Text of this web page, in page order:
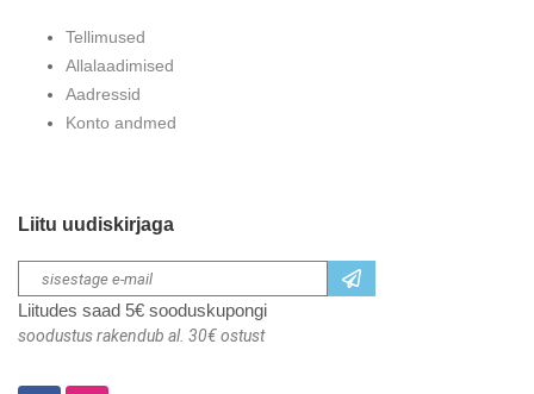
Tellimused
Allalaadimised
Aadressid
Konto andmed
Liitu uudiskirjaga
Liitudes saad 5€ sooduskupongi
soodustus rakendub al. 30€ ostust